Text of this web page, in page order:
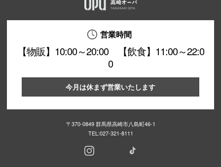
営業時間
【物販】10:00～20:00 【飲食】11:00～22:0
0
今月は休まず営業いたします
〒370-0849 群馬県高崎市八島町46-1
TEL:027-321-8111